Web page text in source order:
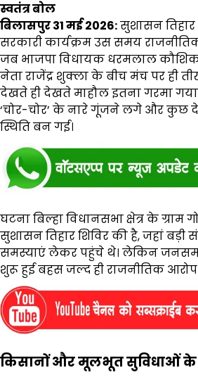
स्वतंत्र बोल
बिलासपुर 31 मई 2026:सुशासन
सरकारी कार्यक्रम उस समय
जब भाजपा विधायक धरमलाल
नेता राजेंद्र शुक्ला के बीच मंच पर ही
देखते ही देखते माहौल इतना गरमा
‘चोर-चोर’ के नारे गूंजने लगे और कुछ
स्थिति बन गई।
घटना बिल्हा विधानसभा क्षेत्र के ग्राम
सुशासन तिहार शिविर की है, जहां बड़ी
समस्याएं लेकर पहुंचे थे। लेकिन
शुरू हुई बहस जल्द ही राजनीतिक
किसानों और मूलभूत सुविधाओं के